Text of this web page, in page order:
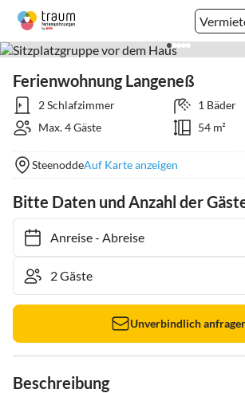
Ferienwohnung Langeneß
2 Schlafzimmer
1 Bäder
Max. 4 Gäste
54 m²
SteenoddeAuf Karte anzeigen
Bitte Daten und Anzahl der
Anreise- Abreise
Unverbindlich
Beschreibung